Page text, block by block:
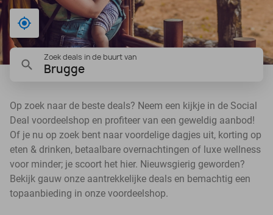
Bij mij in de buurt
Zoek deals in de buurt van
Brugge
Op zoek naar de beste deals? Neem een kijkje in de Social
Deal voordeelshop en profiteer van een geweldig aanbod!
Of je nu op zoek bent naar voordelige dagjes uit, korting op
eten & drinken, betaalbare overnachtingen of luxe wellness
voor minder; je scoort het hier. Nieuwsgierig geworden?
Bekijk gauw onze aantrekkelijke deals en bemachtig een
topaanbieding in onze voordeelshop.